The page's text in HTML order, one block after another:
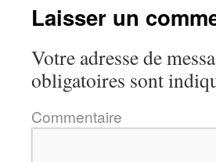
Laisser un
Votre adresse de
obligatoires sont
Commentaire